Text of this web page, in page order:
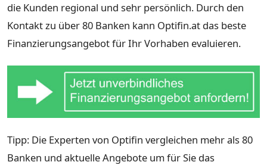
die Kunden regional und sehr persönlich. Durch den
Kontakt zu über 80 Banken kann Optifin.at das beste
Finanzierungsangebot für Ihr Vorhaben evaluieren.
Tipp: Die Experten von Optifin vergleichen mehr als 80
Banken und aktuelle Angebote um für Sie das